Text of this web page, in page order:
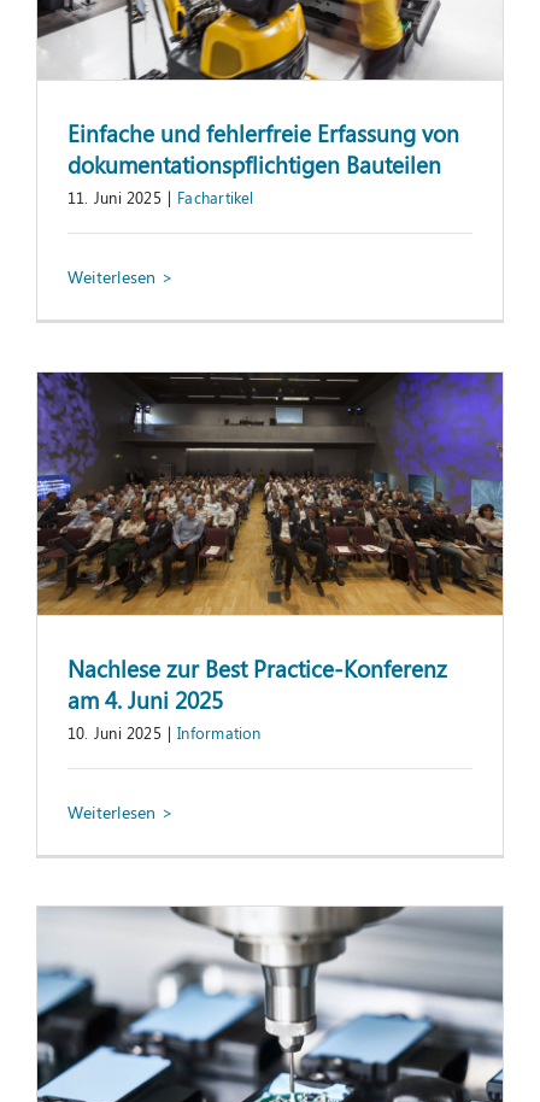
Einfache und fehlerfreie Erfassung von
dokumentationspflichtigen Bauteilen
11. Juni 2025 | Fachartikel
Nachlese zur Best Practice-Konferenz
am 4. Juni 2025
10. Juni 2025 | Information
Türsteher“ in der SMT-Fertigung